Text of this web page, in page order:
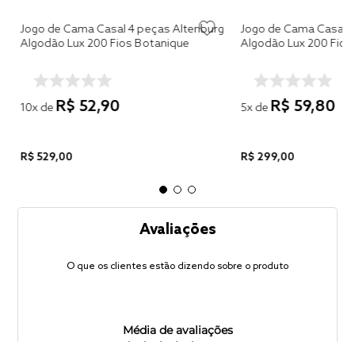
Jogo de Cama Casal 4 peças Altenburg
Algodão Lux 200 Fios Botanique
10x de R$ 52,90
R$ 529,00
Jogo de Cama Casal
Algodão Lux 200 Fios
5x de R$ 59,80
R$299,00
Avaliações
O que os clientes estão dizendo sobre o produto
Média de avaliações